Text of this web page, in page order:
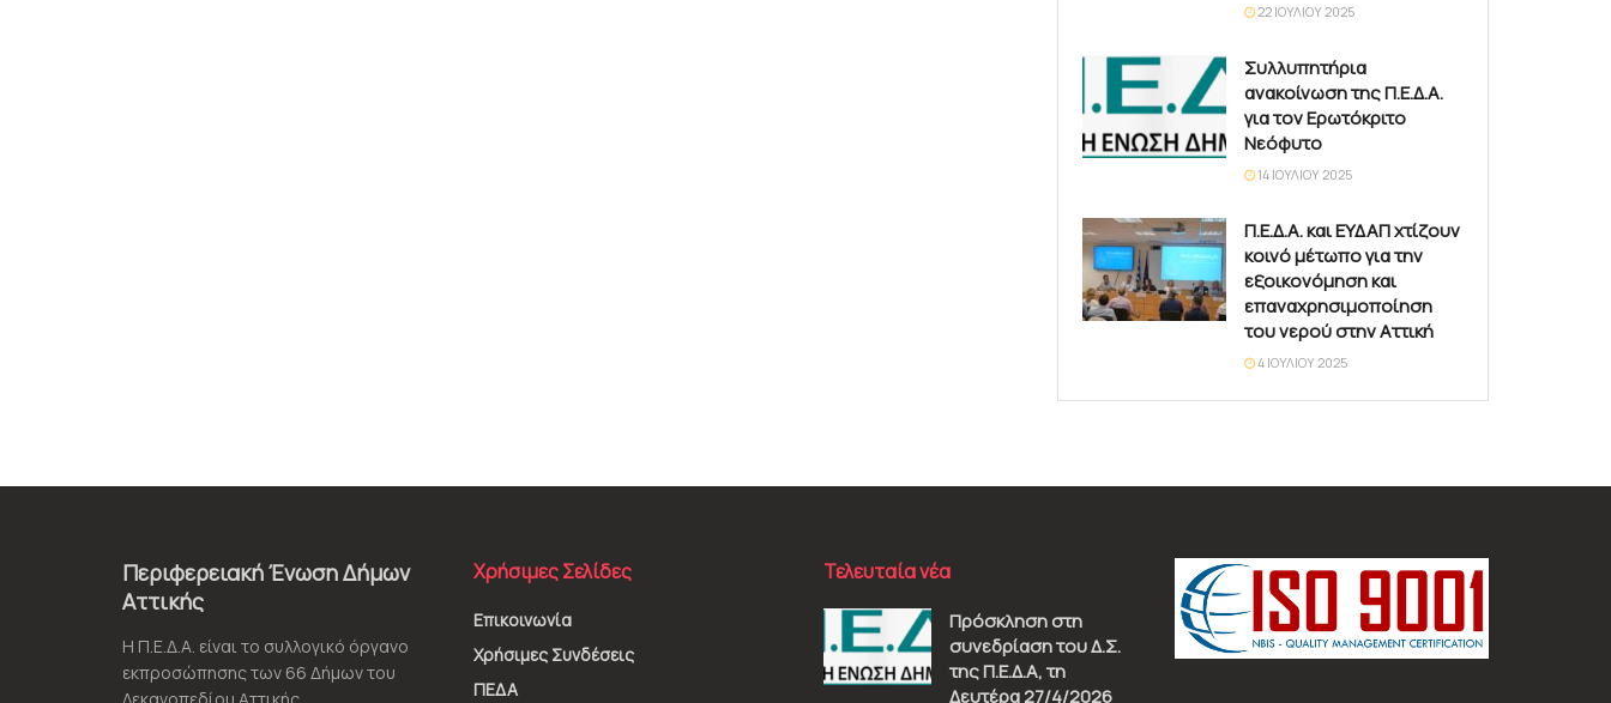
22 ΙΟΥΛΊΟΥ 2025
Συλλυπητήρια
ανακοίνωση της Π.Ε.Δ.Α.
για τον Ερωτόκριτο
Νεόφυτο
14 ΙΟΥΛΊΟΥ 2025
Π.Ε.Δ.Α. και ΕΥΔΑΠ χτίζουν
κοινό μέτωπο για την
εξοικονόμηση και
επαναχρησιμοποίηση
του νερού στην Αττική
4 ΙΟΥΛΊΟΥ 2025
Περιφερειακή Ένωση Δήμων
Αττικής
Η Π.Ε.Δ.Α. είναι το συλλογικό όργανο
εκπροσώπησης των 66 Δήμων του
Χρήσιμες Σελίδες
Επικοινωνία
Χρήσιμες Συνδέσεις
ΠΕΔΑ
Τελευταία νέα
Πρόσκληση στη
συνεδρίαση του Δ.Σ.
της Π.Ε.Δ.Α, τη
Δευτέρα 27/4/2026